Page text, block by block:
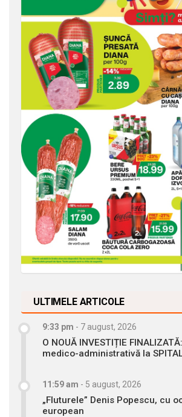
ULTIMELE ARTICOLE
9:33 pm - 7 august, 2026
O NOUĂ INVESTIȚIE
medico-administrativă la
11:59 am - 5 august, 2026
„Fluturele” Denis Popescu, cu
european